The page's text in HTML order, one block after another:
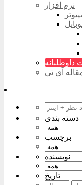
نرم افزار
داوطلبانه
آی تی
دسته بندی
برچسب
نویسنده
تاریخ